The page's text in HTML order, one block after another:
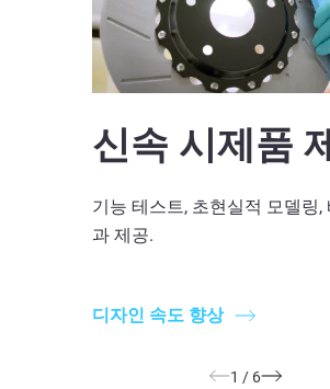
신속 시제품
기능 테스트, 초현실적 모델링,
과 제공.
디자인 속도 향상
1 / 6